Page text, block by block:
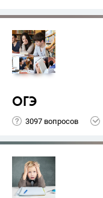
ОГЭ
3097 вопросов